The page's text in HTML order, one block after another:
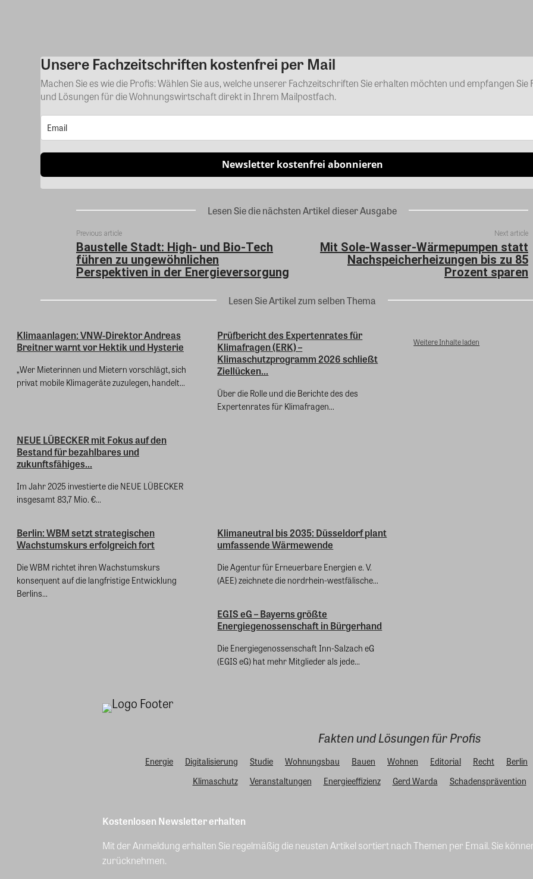
Kommentar
Unsere Fachzeitschriften kostenfrei per Mail
Machen Sie es wie die Profis: Wählen Sie aus, welche unserer Fachzeitschriften Sie erhalten möchten und empfangen Sie
und Lösungen für die Wohnungswirtschaft direkt in Ihrem Mailpostfach.
Newsletter kostenfrei abonnieren
Lesen Sie die nächsten Artikel dieser Ausgabe
Previous article
Baustelle Stadt: High- und Bio-Tech
führen zu ungewöhnlichen
Perspektiven in der Energieversorgung
Next article
Mit Sole-Wasser-Wärmepumpen statt
Nachspeicherheizungen bis zu 85
Prozent sparen
Lesen Sie Artikel zum selben Thema
Klimaanlagen: VNW-Direktor Andreas
Breitner warnt vor Hektik und Hysterie
„Wer Mieterinnen und Mietern vorschlägt, sich
privat mobile Klimageräte zuzulegen, handelt...
Prüfbericht des Expertenrates für
Klimafragen (ERK) –
Klimaschutzprogramm 2026 schließt
Ziellücken...
Über die Rolle und die Berichte des des
Expertenrates für Klimafragen...
NEUE LÜBECKER mit Fokus auf den
Bestand für bezahlbares und
zukunftsfähiges...
Im Jahr 2025 investierte die NEUE LÜBECKER
insgesamt 83,7 Mio. €...
Berlin: WBM setzt strategischen
Wachstumskurs erfolgreich fort
Die WBM richtet ihren Wachstumskurs
konsequent auf die langfristige Entwicklung
Berlins...
Klimaneutral bis 2035: Düsseldorf plant
umfassende Wärmewende
Die Agentur für Erneuerbare Energien e. V.
(AEE) zeichnete die nordrhein-westfälische...
EGIS eG – Bayerns größte
Energiegenossenschaft in Bürgerhand
Die Energiegenossenschaft Inn-Salzach eG
(EGIS eG) hat mehr Mitglieder als jede...
Weitere Inhalte laden
Fakten und Lösungen für Profis
Energie Digitalisierung Studie Wohnungsbau Bauen Wohnen Editorial Recht Berlin
Klimaschutz
Veranstaltungen Energieeffizienz Gerd Warda Schadensprävention
Kostenlosen Newsletter erhalten
Mit der Anmeldung erhalten Sie regelmäßig die neusten Artikel sortiert nach Themen per Email. Sie
zurücknehmen.